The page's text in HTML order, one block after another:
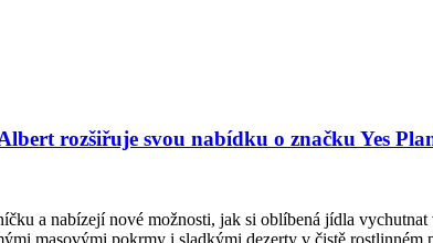
rozšiřuje svou nabídku o značku Yes
a nabízejí nové možnosti, jak si oblíbená jídla